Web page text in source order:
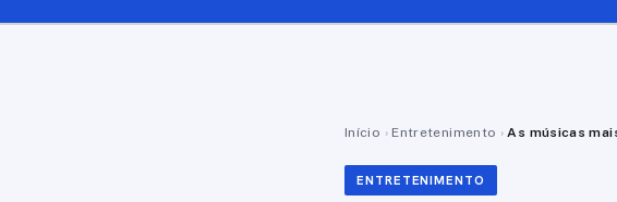
Início › Entretenimento › As músicas
ENTRETENIMENTO